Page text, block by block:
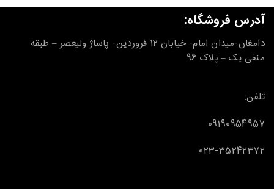
آدرس فروشگاه:
دامغان-میدان امام- خیابان 12 فروردین- پاساژ ولیعصر – طبقه
منفی یک – پلاک 96
تلفن:
09190954957
023-35242372